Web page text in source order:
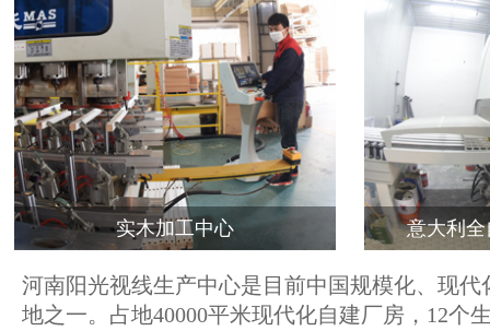
实木加工中心 意大利
河南阳光视线生产中心是目前中国规模化、现代
地之一。占地40000平米现代化自建厂房，12个